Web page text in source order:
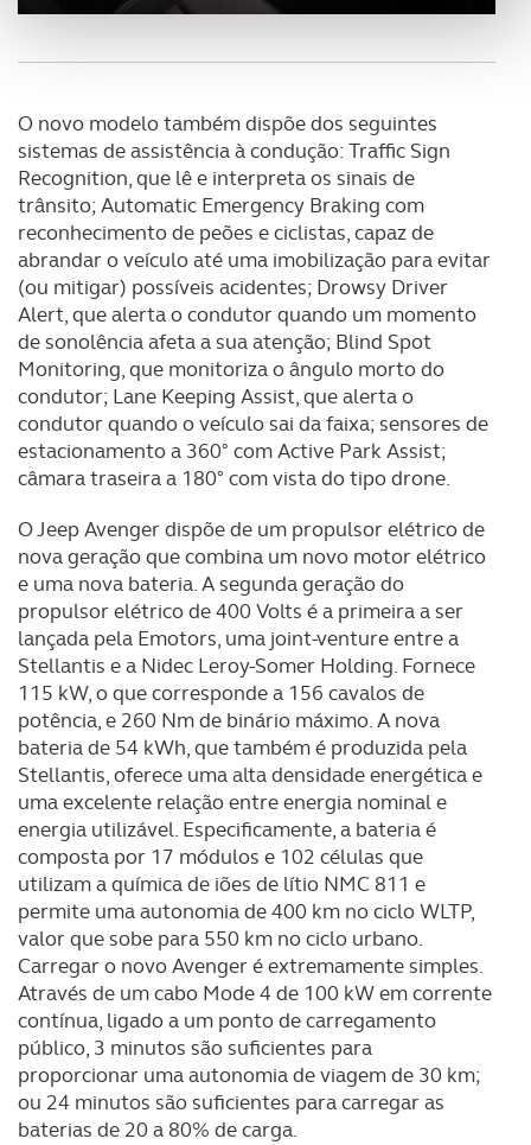
analisar dados de navegação no nosso website.
Adicionalmente partilhamos informação, relativa à sua
utilização do nosso site de publicidade e de análise, com
parceiros e organizações na UE e em países terceiros.
O ACP garantirá que as transferências internacionais de
dados pessoais serão realizadas apenas com o seu
consentimento e quando tal se afigure estritamente
necessário no contexto dos serviços a prestar.
Realçamos que o bloqueio de certo tipo de Cookies e
tecnologias similares pode ter impacto na sua
experiência de navegação no Website e nos serviços
disponibilizados.
O novo modelo também dispõe dos seguintes
sistemas de assistência à condução: Traffic Sign
Recognition, que lê e interpreta os sinais de
trânsito; Automatic Emergency Braking com
reconhecimento de peões e ciclistas, capaz de
abrandar o veículo até uma imobilização para evitar
(ou mitigar) possíveis acidentes; Drowsy Driver
Alert, que alerta o condutor quando um momento
de sonolência afeta a sua atenção; Blind Spot
Monitoring, que monitoriza o ângulo morto do
condutor; Lane Keeping Assist, que alerta o
condutor quando o veículo sai da faixa; sensores de
estacionamento a 360° com Active Park Assist;
câmara traseira a 180° com vista do tipo drone.
O Jeep Avenger dispõe de um propulsor elétrico de
nova geração que combina um novo motor elétrico
e uma nova bateria. A segunda geração do
propulsor elétrico de 400 Volts é a primeira a ser
lançada pela Emotors, uma joint-venture entre a
Stellantis e a Nidec Leroy-Somer Holding. Fornece
115 kW, o que corresponde a 156 cavalos de
potência, e 260 Nm de binário máximo. A nova
bateria de 54 kWh, que também é produzida pela
Stellantis, oferece uma alta densidade energética e
uma excelente relação entre energia nominal e
energia utilizável. Especificamente, a bateria é
composta por 17 módulos e 102 células que
utilizam a química de iões de lítio NMC 811 e
permite uma autonomia de 400 km no ciclo WLTP,
valor que sobe para 550 km no ciclo urbano.
Carregar o novo Avenger é extremamente simples.
Através de um cabo Mode 4 de 100 kW em corrente
contínua, ligado a um ponto de carregamento
público, 3 minutos são suficientes para
proporcionar uma autonomia de viagem de 30 km;
ou 24 minutos são suficientes para carregar as
baterias de 20 a 80% de carga.